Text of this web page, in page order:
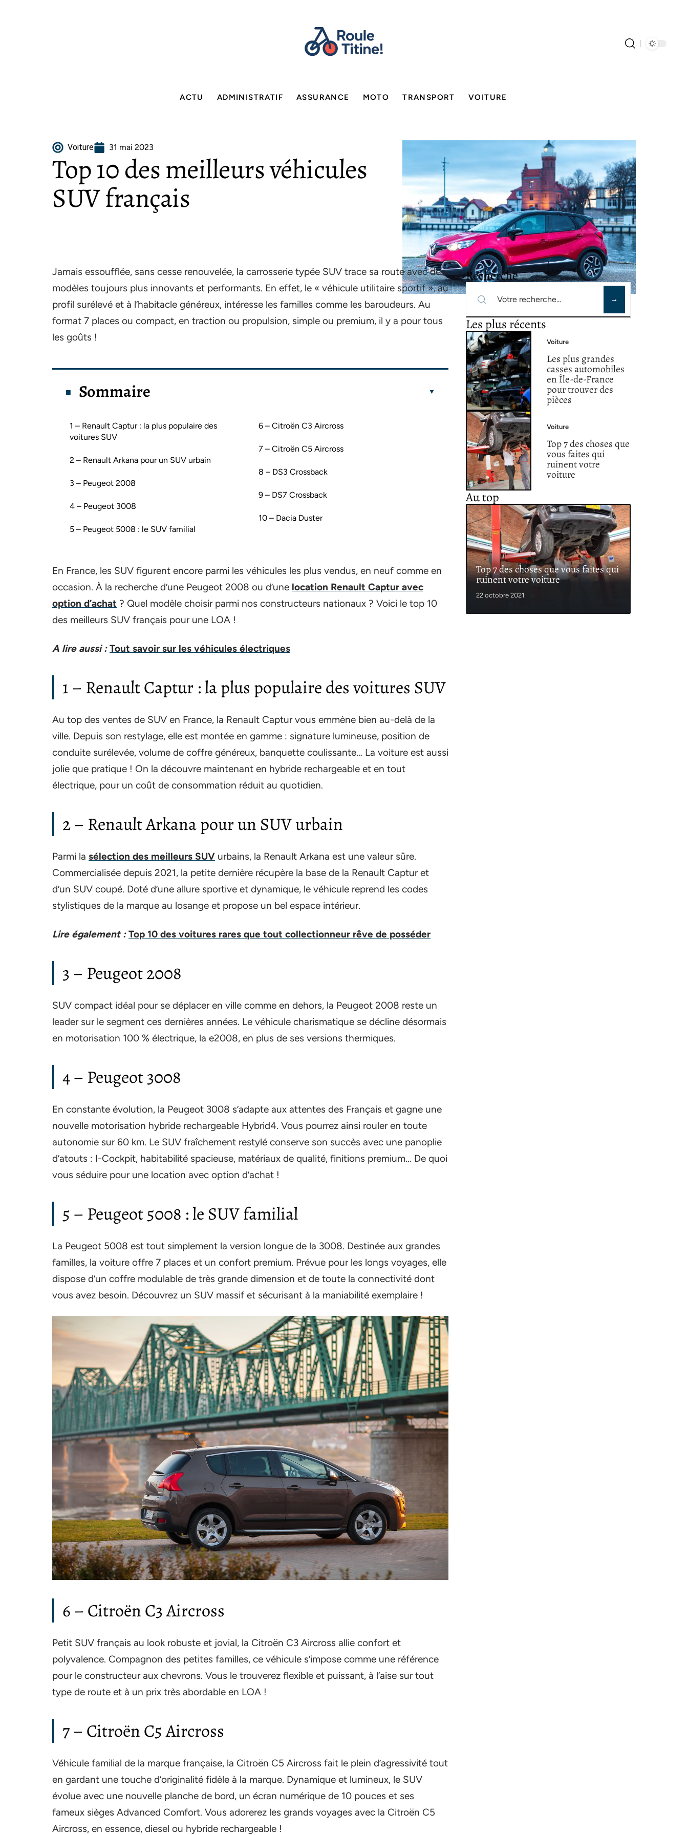
ACTU ADMINISTRATIF ASSURANCE MOTO TRANSPORT VOITURE
Voiture 31 mai 2023
Top 10 des meilleurs véhicules
SUV français
Jamais essoufflée, sans cesse renouvelée, la carrosserie typée SUV trace sa route avec des
modèles toujours plus innovants et performants. En effet, le « véhicule utilitaire sportif », au
profil surélevé et à l’habitacle généreux, intéresse les familles comme les baroudeurs. Au
format 7 places ou compact, en traction ou propulsion, simple ou premium, il y a pour tous
les goût​s !
Sommaire
1 – Renault Captur : la plus populaire des
voitures SUV
2 – Renault Arkana pour un SUV urbain
3 – Peugeot 2008
4 – Peugeot 3008
5 – Peugeot 5008 : le SUV familial
6 – Citroë​n C3 Aircross
7 – Citroë​n C5 Aircross
8 – DS3 Crossback
9 – DS7 Crossback
10 – Dacia Duster
En France, les SUV figurent encore parmi les véhicules les plus vendus, en neuf comme en
occasion. À la recherche d’une Peugeot 2008 ou d’une location Renault Captur avec
option d’achat ? Quel modèle choisir parmi nos constructeurs nationaux ? Voici le top 10
des meilleurs SUV français pour une LOA !
A lire aussi : Tout savoir sur les véhicules électriques
1 – Renault Captur : la plus populaire des voitures SUV
Au top des ventes de SUV en France, la Renault Captur vous emmène bien au-delà de la
ville. Depuis son restylage, elle est montée en gamme : signature lumineuse, position de
conduite surélevée, volume de coffre généreux, banquette coulissante… La voiture est aussi
jolie que pratique ! On la découvre maintenant en hybride rechargeable et en tout
électrique, pour un coût de consommation réduit au quotidien.
2 – Renault Arkana pour un SUV urbain
Parmi la sélection des meilleurs SUV urbains, la Renault Arkana est une valeur sûre.
Commercialisée depuis 2021, la petite dernière récupère la base de la Renault Captur et
d’un SUV coupé. Doté d’une allure sportive et dynamique, le véhicule reprend les codes
stylistiques de la marque au losange et propose un bel espace intérieur.
Lire également : Top 10 des voitures rares que tout collectionneur rêve de posséder
3 – Peugeot 2008
SUV compact idéal pour se déplacer en ville comme en dehors, la Peugeot 2008 reste un
leader sur le segment ces dernières années. Le véhicule charismatique se décline désormais
en motorisation 100 % électrique, la e2008, en plus de ses versions thermiques.
4 – Peugeot 3008
En constante évolution, la Peugeot 3008 s’adapte aux attentes des Français et gagne une
nouvelle motorisation hybride rechargeable Hybrid4. Vous pourrez ainsi rouler en toute
autonomie sur 60 km. Le SUV fraîchement restylé conserve son succès avec une panoplie
d’atouts : I-Cockpit, habitabilité spacieuse, matériaux de qualité, finitions premium… De quoi
vous séduire pour une location avec option d’achat !
5 – Peugeot 5008 : le SUV familial
La Peugeot 5008 est tout simplement la version longue de la 3008. Destinée aux grandes
familles, la voiture offre 7 places et un confort premium. Prévue pour les longs voyages, elle
dispose d’un coffre modulable de très grande dimension et de toute la connectivité dont
vous avez besoin. Découvrez un SUV massif et sécurisant à la maniabilité exemplaire !
6 – Citroë​n C3 Aircross
Petit SUV français au look robuste et jovial, la Citroën C3 Aircross allie confort et
polyvalence. Compagnon des petites familles, ce véhicule s’impose comme une référence
pour le constructeur aux chevrons. Vous le trouverez flexible et puissant, à l’aise sur tout
type de route et à un prix très abordable en LOA !
7 – Citroë​n C5 Aircross
Véhicule familial de la marque française, la Citroën C5 Aircross fait le plein d’agressivité tout
en gardant une touche d’originalité fidèle à la marque. Dynamique et lumineux, le SUV
évolue avec une nouvelle planche de bord, un écran numérique de 10 pouces et ses
fameux sièges Advanced Comfort. Vous adorerez les grands voyages avec la Citroën C5
Aircross, en essence, diesel ou hybride rechargeable !
Recherche
Les plus récents
Voiture
Les plus grandes
casses automobiles
en Île-de-France
pour trouver des
pièces
Voiture
Top 7 des choses que
vous faites qui
ruinent votre
voiture
Au top
Top 7 des choses que vous faites qui
ruinent votre voiture
22 octobre 2021